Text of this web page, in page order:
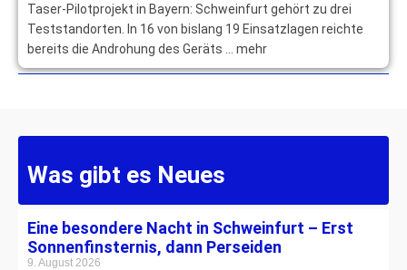
Taser-Pilotprojekt in Bayern: Schweinfurt gehört zu drei
Teststandorten. In 16 von bislang 19 Einsatzlagen reichte
bereits die Androhung des Geräts … mehr
Was gibt es Neues
Eine besondere Nacht in Schweinfurt – Erst
Sonnenfinsternis, dann Perseiden
9. August 2026